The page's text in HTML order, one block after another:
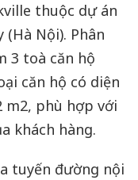
thuộc dự án
Nội). Phân
3 toà căn hộ
căn hộ có diện
m2, phù hợp với
khách hàng.
tuyến đường nội